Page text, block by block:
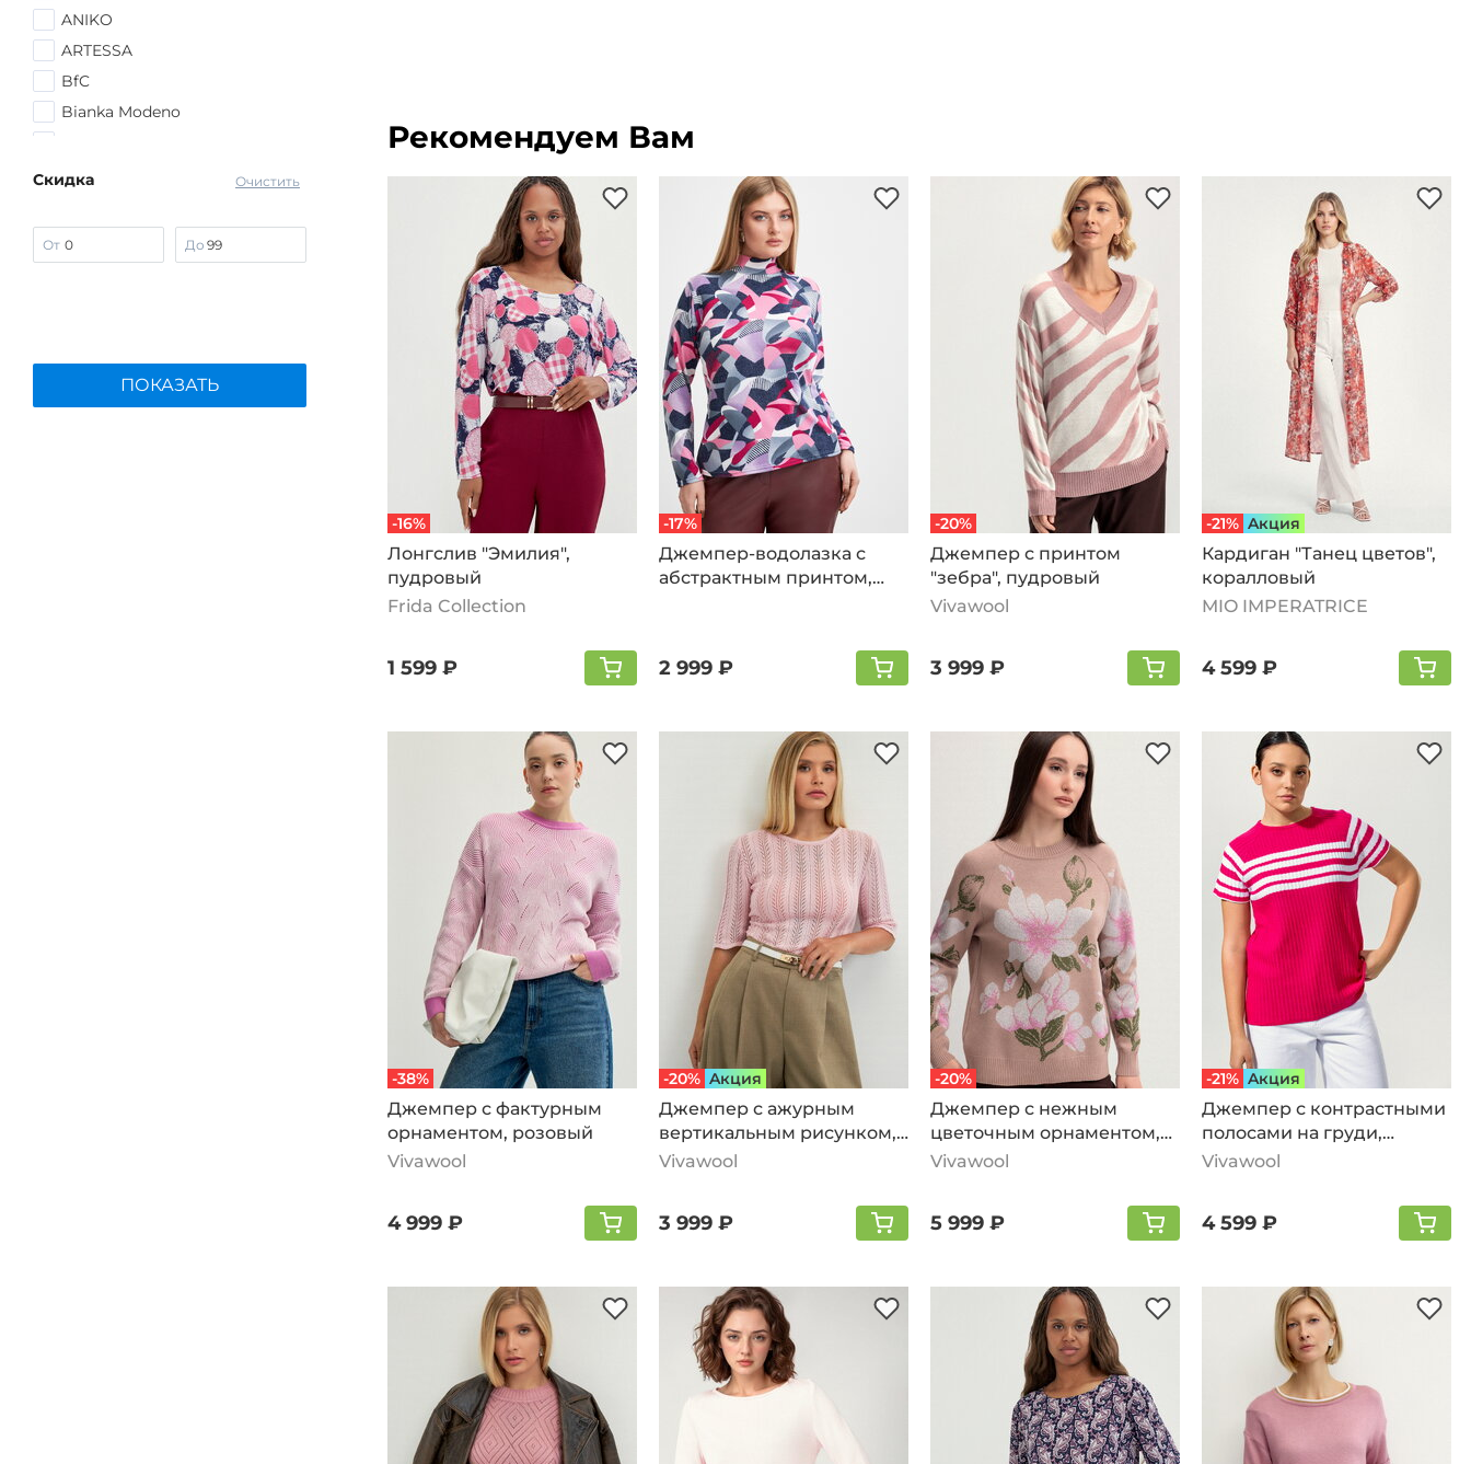
ANIKO
ARTESSA
BfC
Bianka Modeno
Frida Collection
Kazee
Lomara
Очистить
Скидка
От До
ПОКАЗАТЬ
Рекомендуем Вам
-16%
Лонгслив "Эмилия",
пудровый
Frida Collection
1 599 ₽
-17%
Джемпер-водолазка с
абстрактным принтом,
2 999 ₽
-20%
Джемпер с принтом
"зебра", пудровый
Vivawool
3 999 ₽
-21% Aкция
Кардиган "Танец цветов",
коралловый
MIO IMPERATRICE
4 599 ₽
-38%
Джемпер с фактурным
орнаментом, розовый
Vivawool
4 999 ₽
-20% Aкция
Джемпер с ажурным
вертикальным рисунком,
розовый
Vivawool
3 999 ₽
-20%
Джемпер с нежным
цветочным орнаментом,
жемчужно-розовый
Vivawool
5 999 ₽
-21% Aкция
Джемпер с контрастными
полосами на груди,
розовый
Vivawool
4 599 ₽